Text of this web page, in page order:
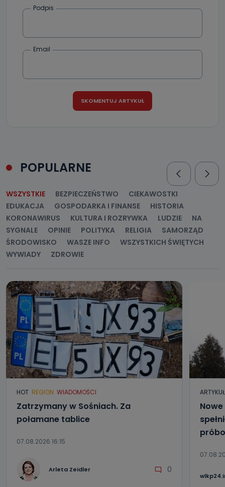
Podpis
Email
POPULARNE
WSZYSTKIE BEZPIECZEŃSTWO
CIEKAWOSTKI
EDUKACJA
GOSPODARKA I FINANSE
HISTORIA
KORONAWIRUS
KULTURA I ROZRYWKA LUDZIE
NA
SYGNALE
OPINIE POLITYKA RELIGIA
SAMORZĄD
ŚRODOWISKO
WASZE INFO
WSZYSTKICH ŚWIĘTYCH
WYWIADY
ZDROWIE
HOT REGION WIADOMOŚCI
Zatrzymany w Sośniach. Za
połamane tablice
07.08.2026 16:15
Arleta Zeidler 0